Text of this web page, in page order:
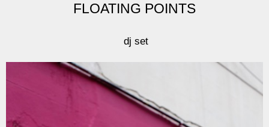
FLOATING POINTS
dj set